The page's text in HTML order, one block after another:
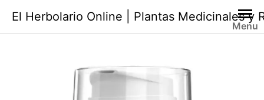
contenido
El Herbolario Online | Plantas Medicinales y
Menu